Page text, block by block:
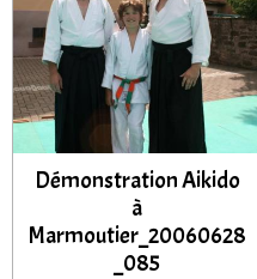
Démonstration Aikido
à
Marmoutier_20060628
_085